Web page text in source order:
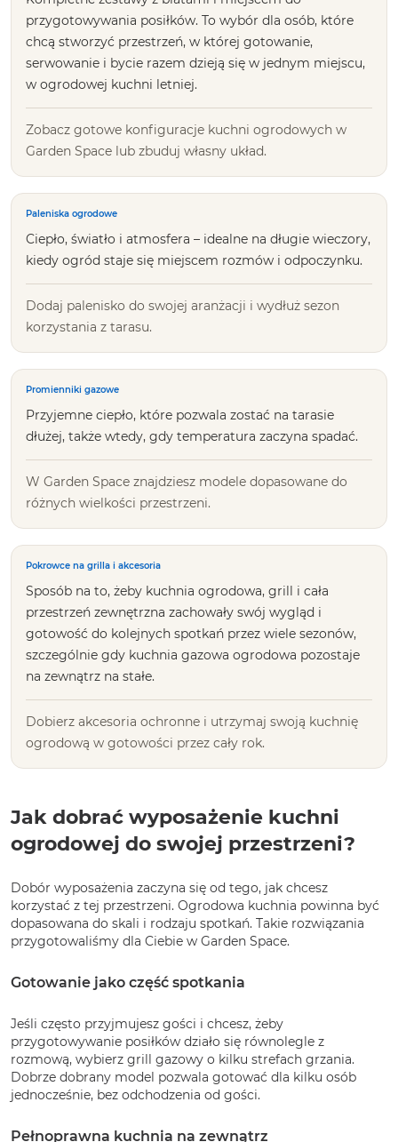
przygotowywania posiłków. To wybór dla osób, które
chcą stworzyć przestrzeń, w której gotowanie,
serwowanie i bycie razem dzieją się w jednym miejscu,
w ogrodowej kuchni letniej.
Zobacz gotowe konfiguracje kuchni ogrodowych w
Garden Space lub zbuduj własny układ.
Paleniska ogrodowe
Ciepło, światło i atmosfera – idealne na długie wieczory,
kiedy ogród staje się miejscem rozmów i odpoczynku.
Dodaj palenisko do swojej aranżacji i wydłuż sezon
korzystania z tarasu.
Promienniki gazowe
Przyjemne ciepło, które pozwala zostać na tarasie
dłużej, także wtedy, gdy temperatura zaczyna spadać.
W Garden Space znajdziesz modele dopasowane do
różnych wielkości przestrzeni.
Pokrowce na grilla i akcesoria
Sposób na to, żeby kuchnia ogrodowa, grill i cała
przestrzeń zewnętrzna zachowały swój wygląd i
gotowość do kolejnych spotkań przez wiele sezonów,
szczególnie gdy kuchnia gazowa ogrodowa pozostaje
na zewnątrz na stałe.
Dobierz akcesoria ochronne i utrzymaj swoją kuchnię
ogrodową w gotowości przez cały rok.
Jak dobrać wyposażenie kuchni
ogrodowej do swojej przestrzeni?
Dobór wyposażenia zaczyna się od tego, jak chcesz
korzystać z tej przestrzeni. Ogrodowa kuchnia powinna być
dopasowana do skali i rodzaju spotkań. Takie rozwiązania
przygotowaliśmy dla Ciebie w Garden Space.
Gotowanie jako część spotkania
Jeśli często przyjmujesz gości i chcesz, żeby
przygotowywanie posiłków działo się równolegle z
rozmową, wybierz grill gazowy o kilku strefach grzania.
Dobrze dobrany model pozwala gotować dla kilku osób
jednocześnie, bez odchodzenia od gości.
Pełnoprawna kuchnia na zewnątrz